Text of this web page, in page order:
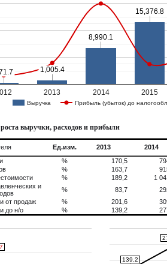
Выручка Прибыль (убыток) до
2013 2014 2015
1,005.4
1,005.4
8,990.1
8,990.1
15,376.8
15,376.8
выручки, расходов и прибыли
Ед.изм. 2013 2014
% 170,5
% 163,7
% 189,2 1
и
% 83,7
от продаж
% 201,6
до н/о
% 139,2
139.2
139.2